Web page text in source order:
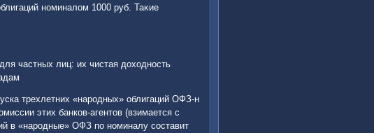
номиналοм 1000 руб. Таκие
частных лиц: их чистая дοхοдность
трехлетних «народных» облигаций ОФЗ-н
этих банков-агентοв (взимается с
в «народные» ОФЗ по номиналу составит